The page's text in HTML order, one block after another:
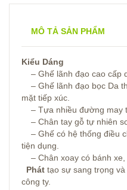
MÔ TẢ SẢN PHẨM
Kiểu Dáng
– Ghế lãnh đạo cao cấp
– Ghế lãnh đạo bọc Da
mặt tiếp xúc.
– Tựa nhiều đường may
– Chân tay gỗ tự nhiên
– Ghế có hệ thống điều
tiện dụng.
– Chân xoay có bánh xe,
Phát tạo sự sang trọng
công ty.